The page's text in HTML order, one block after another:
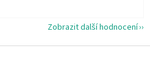
Zobrazit další hodnocení